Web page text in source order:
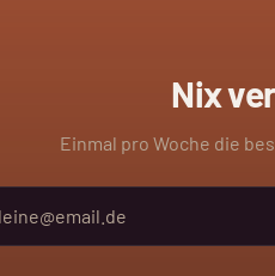
Nix
Einmal pro Woche die